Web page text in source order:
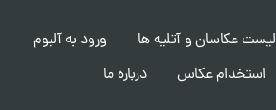
لیست عکاسان و آتلیه ها
ورود به آلبوم
استخدام عکاس
درباره ما